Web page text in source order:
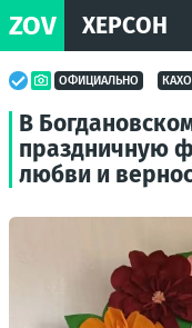
ZOV ХЕРСОН
ОФИЦИАЛЬНО
В
праздничную
любви и